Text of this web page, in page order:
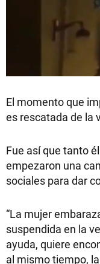
El momento que
es rescatada de la
Fue así que tanto
empezaron una
sociales para dar
“La mujer
suspendida en la
ayuda, quiere
al mismo tiempo,